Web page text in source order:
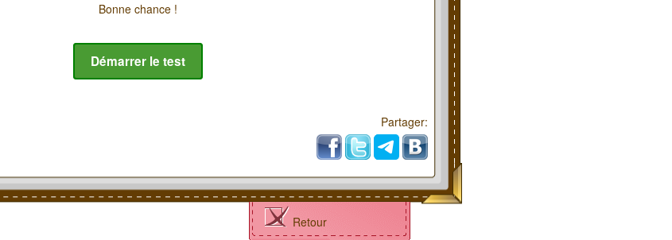
Bonne chance !
Démarrer le test
Partager:
Retour